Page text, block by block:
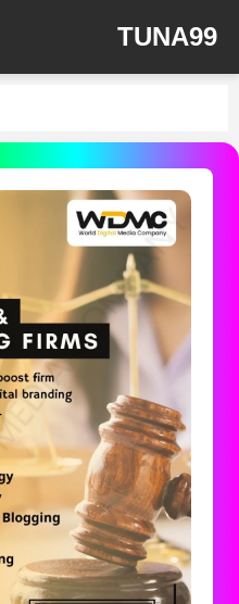
TUNA99